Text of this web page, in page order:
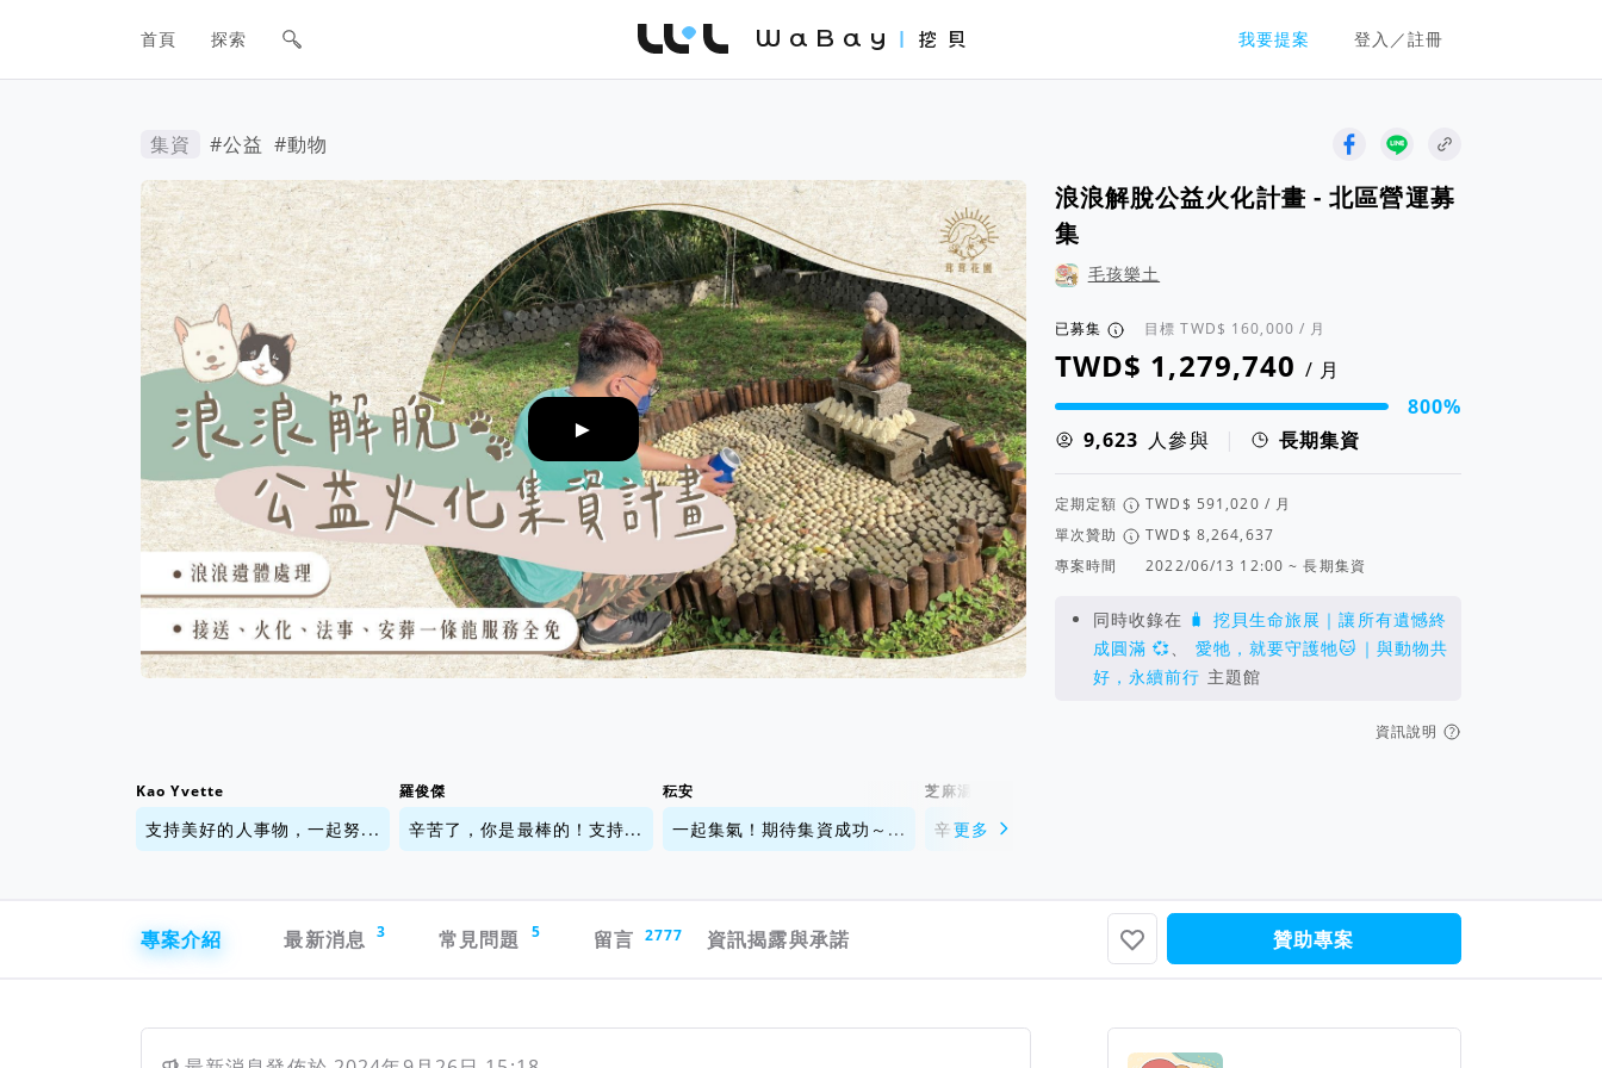
網站主要導航欄
首頁 探索 我要提案 登入／註冊
WaBay 挖貝 | 台灣最值得信賴的群眾集資 / 群眾募資平台
集資 #公益 #動物
►
浪浪解脫公益火化計畫 - 北區營運募
集
毛孩樂土
已募集 目標 / 月
/ 月
集資進度 800%
800%
人參與
| 長期集資
定期定額
/ 月
單次贊助
專案時間
2022/06/13 12:00 ~ 長期集資
同時收錄在 🧳 挖貝生命旅展｜讓所有遺憾終
成圓滿 💞
愛牠，就要守護牠🐱｜與動物共
好，永續前行 主題館
資訊說明
Kao Yvette
支持美好的人事物，一起努...
羅俊傑
辛苦了，你是最棒的！支持...
秐安
一起集氣！期待集資成功～...
芝麻湯圓
辛苦了，茸茸花園是最棒的...
更多
專案介紹
最新消息 3 常見問題 5 留言 2777 資訊揭露與承諾 贊助專案